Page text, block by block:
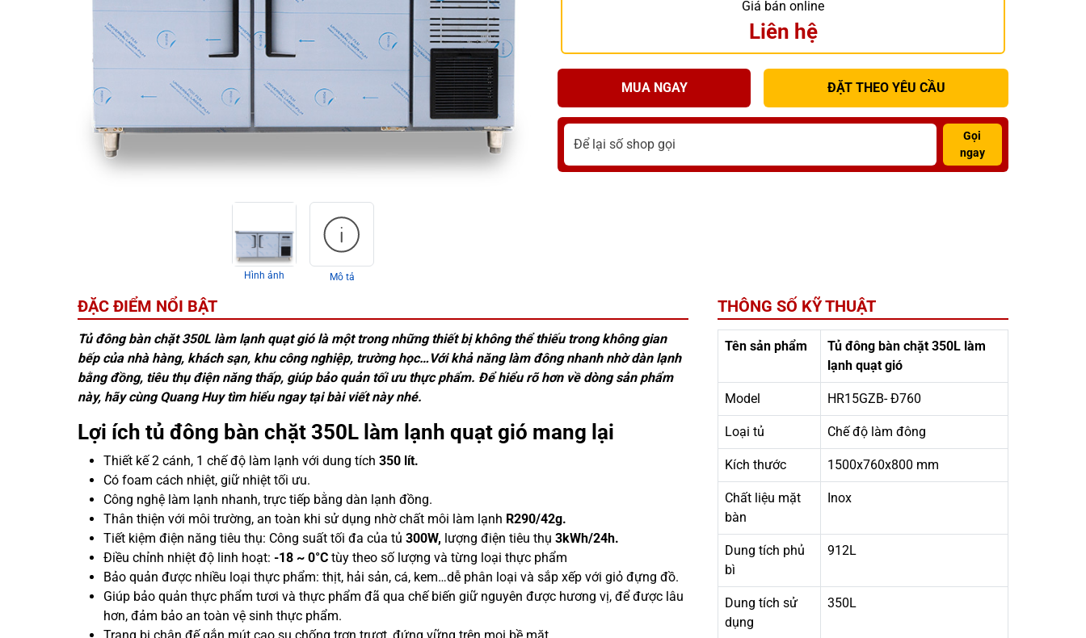
Hình ảnh Mô tả
Giá bán online
Liên hệ
MUA NGAY ĐẶT THEO YÊU CẦU
Gọi
ngay
THÔNG SỐ KỸ THUẬT
Tên sản phẩm
Tủ đông bàn chặt 350L làm
lạnh quạt gió
Model HR15GZB- Đ760
Loại tủ Chế độ làm đông
Kích thước 1500x760x800 mm
Chất liệu mặt
bàn
Inox
Dung tích phủ
bì
912L
Dung tích sử
dụng
350L
ĐẶC ĐIỂM NỔI BẬT
Tủ đông bàn chặt 350L làm lạnh quạt gió là một trong những thiết bị không thể thiếu trong không gian
bếp của nhà hàng, khách sạn, khu công nghiệp, trường học…Với khả năng làm đông nhanh nhờ dàn lạnh
bằng đồng, tiêu thụ điện năng thấp, giúp bảo quản tối ưu thực phẩm. Để hiểu rõ hơn về dòng sản phẩm
này, hãy cùng Quang Huy tìm hiểu ngay tại bài viết này nhé.
Lợi ích tủ đông bàn chặt 350L làm lạnh quạt gió mang lại
Thiết kế 2 cánh, 1 chế độ làm lạnh với dung tích 350 lít.
Có foam cách nhiệt, giữ nhiệt tối ưu.
Công nghệ làm lạnh nhanh, trực tiếp bằng dàn lạnh đồng.
Thân thiện với môi trường, an toàn khi sử dụng nhờ chất môi làm lạnh R290/42g.
Tiết kiệm điện năng tiêu thụ: Công suất tối đa của tủ 300W, lượng điện tiêu thụ 3kWh/24h.
Điều chỉnh nhiệt độ linh hoạt: -18 ~ 0°C tùy theo số lượng và từng loại thực phẩm
Bảo quản được nhiều loại thực phẩm: thịt, hải sản, cá, kem…dễ phân loại và sắp xếp với giỏ đựng đồ.
Giúp bảo quản thực phẩm tươi và thực phẩm đã qua chế biến giữ nguyên được hương vị, để được lâu
hơn, đảm bảo an toàn vệ sinh thực phẩm.